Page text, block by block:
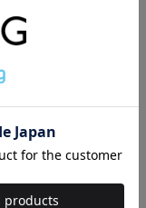
あり
あり
あり